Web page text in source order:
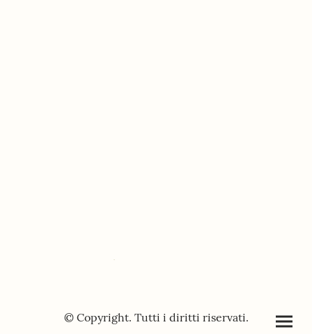
.
© Copyright. Tutti i diritti riservati.